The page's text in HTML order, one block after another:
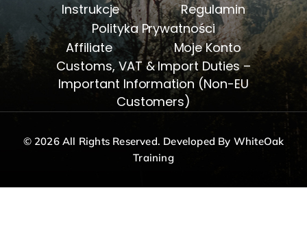
Instrukcje
Regulamin
Polityka Prywatności
Affiliate
Moje Konto
Customs, VAT & Import Duties –
Important Information (Non-EU
Customers)
© 2026 All Rights Reserved. Developed By WhiteOak
Training